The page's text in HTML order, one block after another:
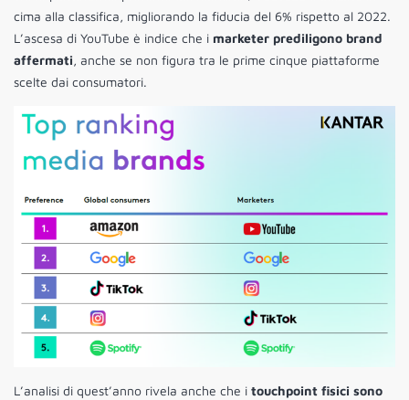
cima alla classifica, migliorando la fiducia del 6% rispetto al 2022.
L’ascesa di YouTube è indice che i marketer prediligono brand
affermati, anche se non figura tra le prime cinque piattaforme
scelte dai consumatori.
L’analisi di quest’anno rivela anche che i touchpoint fisici sono